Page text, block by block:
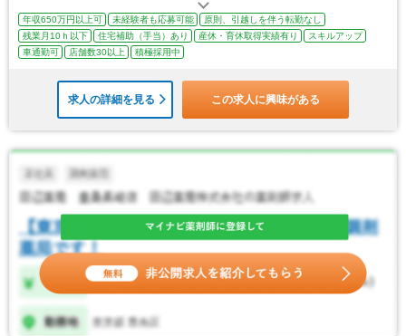
年収650万円以上可 未経験者も応募可能
原則、引越しを伴う転勤なし
残業月10ｈ以下
住宅補助（手当）あり 産休・育休取得実績有り
スキルアップ
車通勤可
店舗数30以上 積極採用中
求人の詳細を見る この求人に興味がある